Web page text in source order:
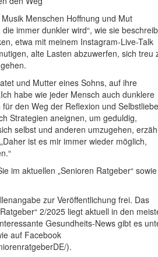
Menschen Hoffnung und Mut
immer dunkler wird“, wie sie
etwa mit meinem Instagram-Live-Talk
alte Lasten abzuwerfen, sich treu
und Mutter eines Sohns, auf ihre
habe wie jeder Mensch auch dunklere
den Weg der Reflexion und Selbstliebe
Strategien aneignen, um geduldig,
selbst und anderen umzugehen,
ist es mir immer wieder möglich,
im aktuellen „Senioren Ratgeber“ sowie
zur Veröffentlichung frei. Das
2/2025 liegt aktuell in den
Gesundheits-News gibt es
auf Facebook
).